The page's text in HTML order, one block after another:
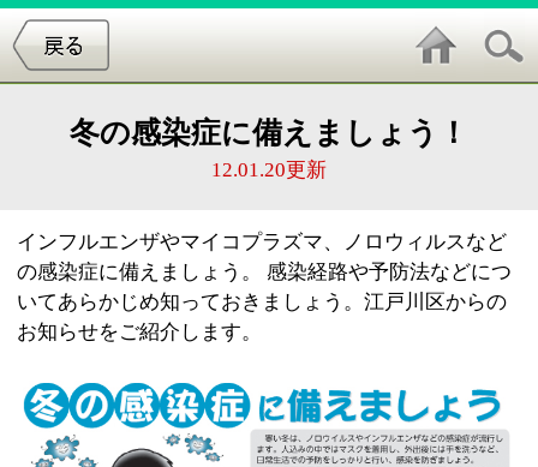
12.01.20更新
インフルエンザやマイコプラズマ、ノロウィルスなど
お知らせをご紹介します。